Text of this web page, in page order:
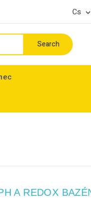
Cs
Search
A REDOX